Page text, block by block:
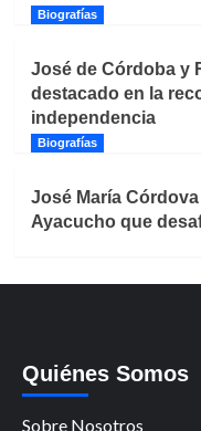
Biografías
José de Córdoba y
destacado en la
independencia
Biografías
José María Córdova
Ayacucho que
Quiénes Somos
Sobre Nosotros